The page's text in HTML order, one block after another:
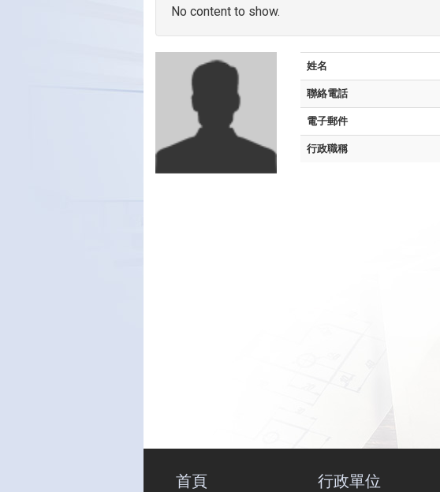
No content to show.
姓名
聯絡電話
電子郵件
行政職稱
首頁 行政單位